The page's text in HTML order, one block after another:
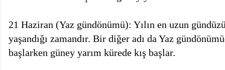
21 Haziran (Yaz gündönümü): Yılın en uzun
yaşandığı zamandır. Bir diğer adı da Yaz
başlarken güney yarım kürede kış başlar.